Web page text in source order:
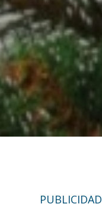
PUBLICIDAD